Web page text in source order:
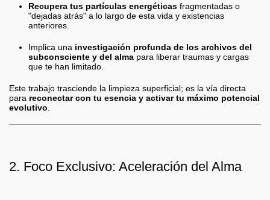
Recupera tus partículas energéticas fragmentadas o
"dejadas atrás" a lo largo de esta vida y existencias
anteriores.
Implica una investigación profunda de los archivos del
subconsciente y del alma para liberar traumas y cargas
que te han limitado.
Este trabajo trasciende la limpieza superficial; es la vía directa
para reconectar con tu esencia y activar tu máximo potencial
evolutivo
2. Foco Exclusivo: Aceleración del Alma